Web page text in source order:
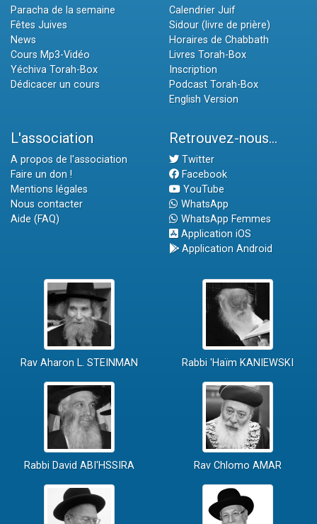
Paracha de la semaine
Fêtes Juives
News
Cours Mp3-Vidéo
Yéchiva Torah-Box
Dédicacer un cours
Calendrier Juif
Sidour (livre de prière)
Horaires de Chabbath
Livres Torah-Box
Inscription
Podcast Torah-Box
English Version
L'association
A propos de l'association
Faire un don !
Mentions légales
Nous contacter
Aide (FAQ)
Retrouvez-nous...
Twitter
Facebook
YouTube
WhatsApp
WhatsApp Femmes
Application iOS
Application Android
Rav Aharon L. STEINMAN Rabbi 'Haïm KANIEWSKI
Rabbi David ABI'HSSIRA Rav Chlomo AMAR